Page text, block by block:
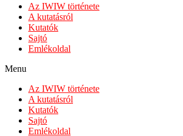
Az IWIW története
A kutatásról
Kutatók
Sajtó
Emlékoldal
Menu
Az IWIW története
A kutatásról
Kutatók
Sajtó
Emlékoldal